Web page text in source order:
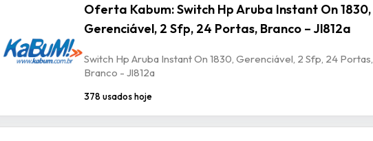
Oferta Kabum: Switch Hp Aruba Instant On 1830,
Gerenciável, 2 Sfp, 24 Portas, Branco – Jl812a
Switch Hp Aruba Instant On 1830, Gerenciável, 2 Sfp, 24 Portas,
Branco - Jl812a
378 usados hoje